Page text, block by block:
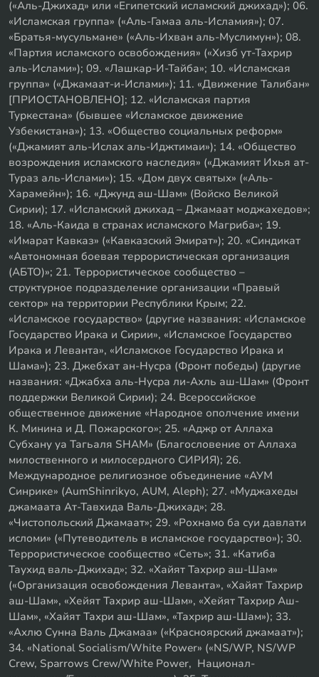
(«Аль-Джихад» или «Египетский исламский джихад»); 06.
«Исламская группа» («Аль-Гамаа аль-Исламия»); 07.
«Братья-мусульмане» («Аль-Ихван аль-Муслимун»); 08.
«Партия исламского освобождения» («Хизб ут-Тахрир
аль-Ислами»); 09. «Лашкар-И-Тайба»; 10. «Исламская
группа» («Джамаат-и-Ислами»); 11. «Движение Талибан»
[ПРИОСТАНОВЛЕНО]; 12. «Исламская партия
Туркестана» (бывшее «Исламское движение
Узбекистана»); 13. «Общество социальных реформ»
(«Джамият аль-Ислах аль-Иджтимаи»); 14. «Общество
возрождения исламского наследия» («Джамият Ихья ат-
Тураз аль-Ислами»); 15. «Дом двух святых» («Аль-
Харамейн»); 16. «Джунд аш-Шам» (Войско Великой
Сирии); 17. «Исламский джихад – Джамаат моджахедов»;
18. «Аль-Каида в странах исламского Магриба»; 19.
«Имарат Кавказ» («Кавказский Эмират»); 20. «Синдикат
«Автономная боевая террористическая организация
(АБТО)»; 21. Террористическое сообщество –
структурное подразделение организации «Правый
сектор» на территории Республики Крым; 22.
«Исламское государство» (другие названия: «Исламское
Государство Ирака и Сирии», «Исламское Государство
Ирака и Леванта», «Исламское Государство Ирака и
Шама»); 23. Джебхат ан-Нусра (Фронт победы) (другие
названия: «Джабха аль-Нусра ли-Ахль аш-Шам» (Фронт
поддержки Великой Сирии); 24. Всероссийское
общественное движение «Народное ополчение имени
К. Минина и Д. Пожарского»; 25. «Аджр от Аллаха
Субхану уа Тагьаля SHAM» (Благословение от Аллаха
милоственного и милосердного СИРИЯ); 26.
Международное религиозное объединение «АУМ
Синрике» (AumShinrikyo, AUM, Aleph); 27. «Муджахеды
джамаата Ат-Тавхида Валь-Джихад»; 28.
«Чистопольский Джамаат»; 29. «Рохнамо ба суи давлати
исломи» («Путеводитель в исламское государство»); 30.
Террористическое сообщество «Сеть»; 31. «Катиба
Таухид валь-Джихад»; 32. «Хайят Тахрир аш-Шам»
(«Организация освобождения Леванта», «Хайят Тахрир
аш-Шам», «Хейят Тахрир аш-Шам», «Хейят Тахрир Аш-
Шам», «Хайят Тахри аш-Шам», «Тахрир аш-Шам»); 33.
«Ахлю Сунна Валь Джамаа» («Красноярский джамаат»);
34. «National Socialism/White Power» («NS/WP, NS/WP
Crew, Sparrows Crew/White Power, Национал-